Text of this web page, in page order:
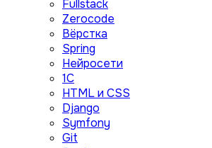
Fullstack
Zerocode
Вёрстка
Spring
Нейросети
1C
HTML и CSS
Django
Symfony
Git